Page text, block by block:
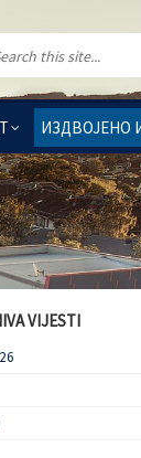
ИЗДВОЈЕНО
VIJESTI